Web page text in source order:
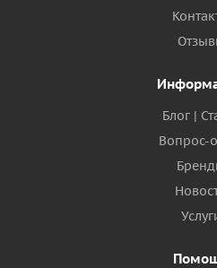
Блог |
Вопрос-